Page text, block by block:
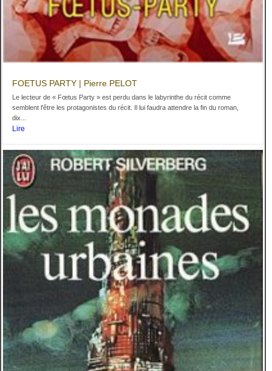
FOETUS PARTY | Pierre PELOT
Le lecteur de « Fœtus Party » est perdu dans le labyrinthe du récit comme
semblent l'être les protagonistes du récit. Il lui faudra attendre la fin du roman,
dix...
Lire